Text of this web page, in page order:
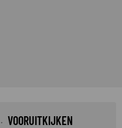
· VOORUITKIJKEN